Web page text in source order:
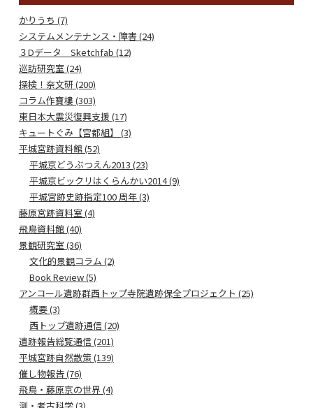
かりうち (7)
システムメンテナンス・障害 (24)
３Dデータ Sketchfab (12)
巡訪研究室 (24)
探検！奈文研 (200)
コラム作寶樓 (303)
東日本大震災復興支援 (17)
キュートぐみ【宮都組】 (3)
平城宮跡資料館 (52)
平城京どうぶつえん2013 (23)
平城京ビックリはくらんかい2014 (9)
平城宮跡史跡指定100 周年 (3)
藤原宮跡資料室 (4)
飛鳥資料館 (40)
景観研究室 (36)
文化的景観コラム (2)
Book Review (5)
アンコール遺跡群西トップ寺院遺跡保全プロジェクト (25)
概要 (3)
西トップ遺跡通信 (20)
遺跡報告総覧通信 (201)
平城宮跡自然散策 (139)
催し物報告 (76)
飛鳥・藤原京の世界 (4)